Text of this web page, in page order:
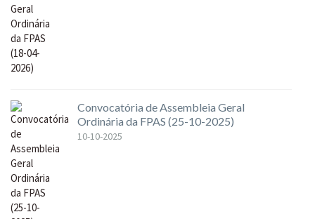
Convocatória de Assembleia Geral
Ordinária da FPAS (25-10-2025)
10-10-2025